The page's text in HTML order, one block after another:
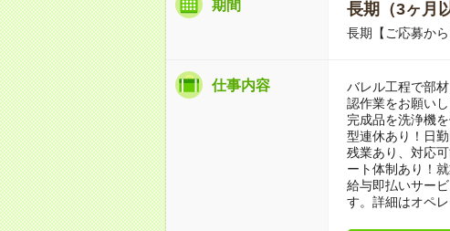
期間 長期（3ヶ月
長期【ご応募か
仕事内容
バレル工程で部
認作業をお願い
完成品を洗浄機
型連休あり！日
残業あり、対応
ート体制あり！
給与即払いサー
す。詳細はオペ